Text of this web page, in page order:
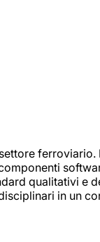
qualitativi e
in un